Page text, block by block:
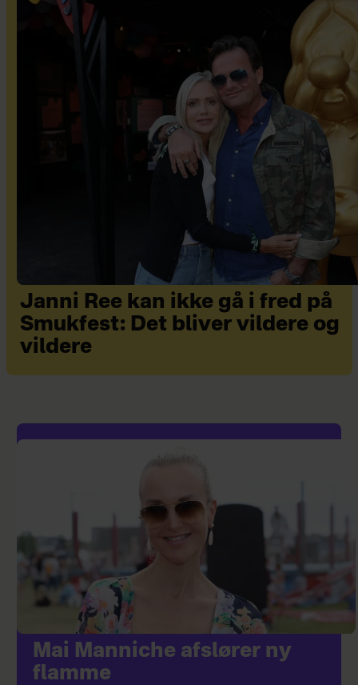
Janni Ree kan ikke gå i fred på
Smukfest: Det bliver vildere og
vildere
Mai Manniche afslører ny
flamme